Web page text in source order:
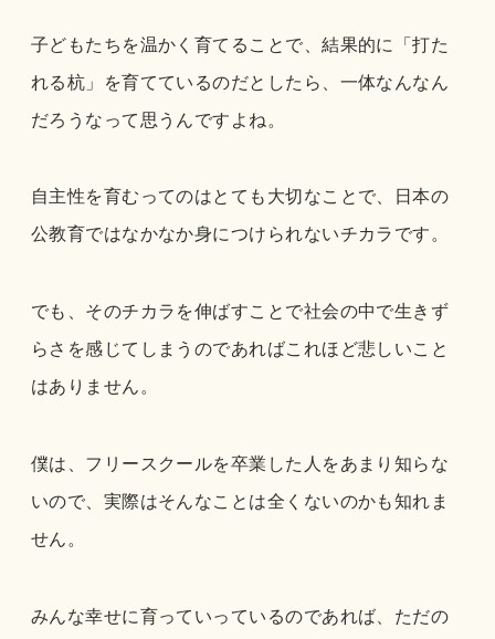
子どもたちを温かく育てることで、結果的に「打た
れる杭」を育てているのだとしたら、一体なんなん
だろうなって思うんですよね。
自主性を育むってのはとても大切なことで、日本の
公教育ではなかなか身につけられないチカラです。
でも、そのチカラを伸ばすことで社会の中で生きず
らさを感じてしまうのであればこれほど悲しいこと
はありません。
僕は、フリースクールを卒業した人をあまり知らな
いので、実際はそんなことは全くないのかも知れま
せん。
みんな幸せに育っていっているのであれば、ただの